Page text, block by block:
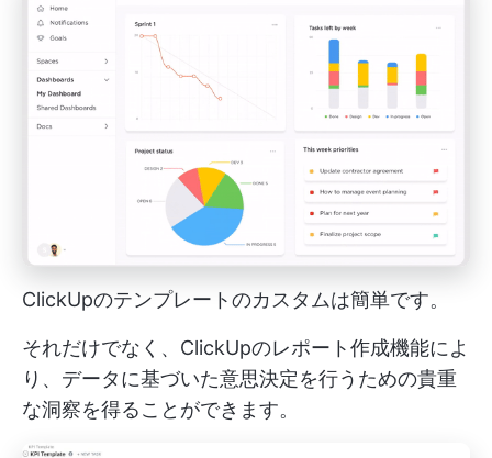
ClickUpのテンプレートのカスタムは簡単です。
それだけでなく、ClickUpのレポート作成機能によ
り、データに基づいた意思決定を行うための貴重
な洞察を得ることができます。